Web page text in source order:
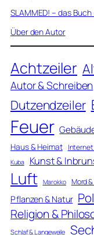
SLAMMED! – das
Über den Autor
Achtzeiler
Autor & Schreiben
Dutzendzeiler
Feuer
Haus & Heimat Internet
Kuba Kunst &
Luft Marokko Mord
Pflanzen & Natur
Religion &
Schlaf & Langeweile